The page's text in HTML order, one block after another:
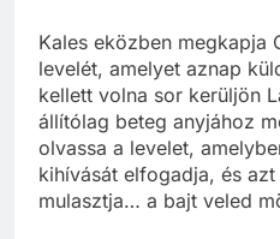
Kales eközben megkapja
levelét, amelyet aznap
kellett volna sor kerüljön
állítólag beteg anyjához
olvassa a levelet,
kihívását elfogadja, és
mulasztja… a bajt veled